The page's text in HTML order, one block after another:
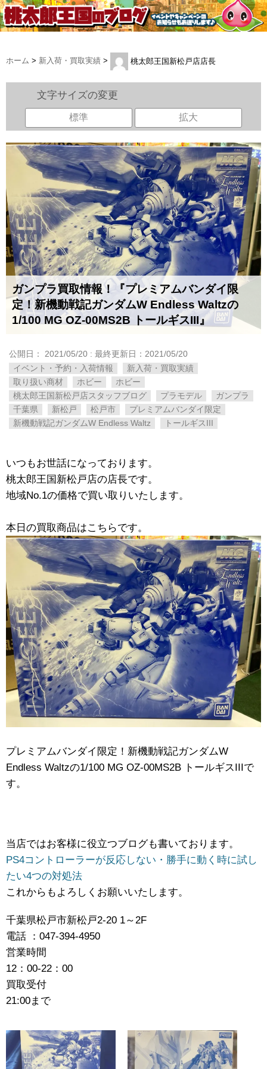
ホーム > 新入荷・買取実績 > 桃太郎王国新松戸店店長
文字サイズの変更
標準 拡大
ガンプラ買取情報！『プレミアムバンダイ限
定！新機動戦記ガンダムW ​Endless ​Waltzの
1/100 ​MG ​OZ-00MS2B ​トールギスIII』
公開日： 2021/05/20 : 最終更新日：2021/05/20
イベント・予約・入荷情報
新入荷・買取実績
取り扱い商材
ホビー
ホビー
桃太郎王国新松戸店スタッフブログ
プラモデル
ガンプラ
千葉県
新松戸 松戸市
プレミアムバンダイ限定
新機動戦記ガンダムW ​Endless ​Waltz
トールギスIII
いつもお世話になっております。
桃太郎王国新松戸店の店長です。
地域No.1の価格で買い取りいたします。
本日の買取商品はこちらです。
プレミアムバンダイ限定！新機動戦記ガンダムW ​
Endless ​Waltzの1/100 ​MG ​OZ-00MS2B ​トールギスIIIで
す。
当店ではお客様に役立つブログも書いております。
PS4コントローラーが反応しない・勝手に動く時に試し
たい4つの対処法
これからもよろしくお願いいたします。
千葉県松戸市新松戸2-20 1～2F
電話 ：047-394-4950
営業時間
12：00-22：00
買取受付
21:00まで